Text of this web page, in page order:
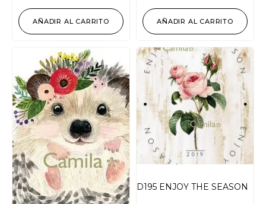
AÑADIR AL CARRITO AÑADIR AL CARRITO
D195 ENJOY THE SEASON